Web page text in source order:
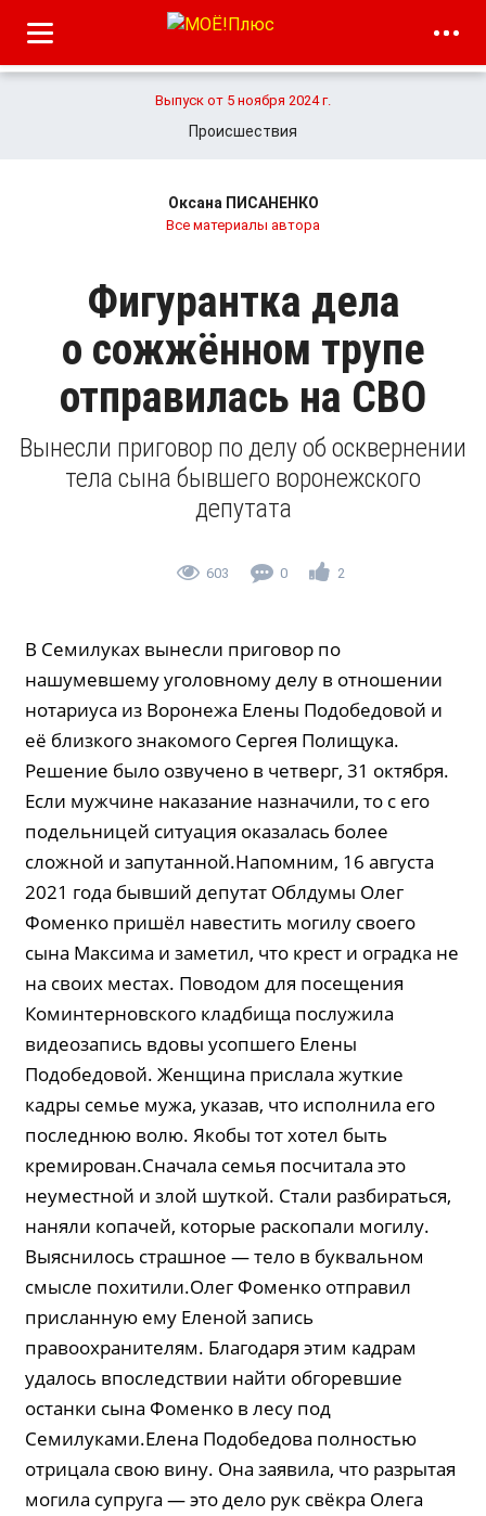
Выпуск от 5 ноября 2024 г.
Происшествия
Оксана ПИСАНЕНКО
Все материалы автора
Фигурантка дела
о сожжённом трупе
отправилась на СВО
Вынесли приговор по делу об осквернении
тела сына бывшего воронежского
депутата
603 0 2
В Семилуках вынесли приговор по
нашумевшему уголовному делу в отношении
нотариуса из Воронежа Елены Подобедовой и
её близкого знакомого Сергея Полищука.
Решение было озвучено в четверг, 31 октября.
Если мужчине наказание назначили, то с его
подельницей ситуация оказалась более
сложной и запутанной.Напомним, 16 августа
2021 года бывший депутат Облдумы Олег
Фоменко пришёл навестить могилу своего
сына Максима и заметил, что крест и оградка не
на своих местах. Поводом для посещения
Коминтерновского кладбища послужила
видеозапись вдовы усопшего Елены
Подобедовой. Женщина прислала жуткие
кадры семье мужа, указав, что исполнила его
последнюю волю. Якобы тот хотел быть
кремирован.Сначала семья посчитала это
неуместной и злой шуткой. Стали разбираться,
наняли копачей, которые раскопали могилу.
Выяснилось страшное — тело в буквальном
смысле похитили.Олег Фоменко отправил
присланную ему Еленой запись
правоохранителям. Благодаря этим кадрам
удалось впоследствии найти обгоревшие
останки сына Фоменко в лесу под
Семилуками.Елена Подобедова полностью
отрицала свою вину. Она заявила, что разрытая
могила супруга — это дело рук свёкра Олега